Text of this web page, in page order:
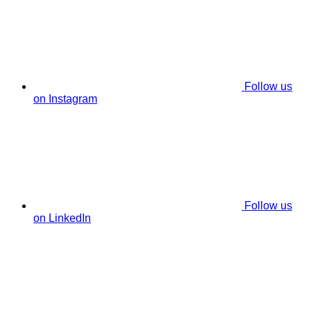
Follow us
on Instagram
Follow us
on LinkedIn